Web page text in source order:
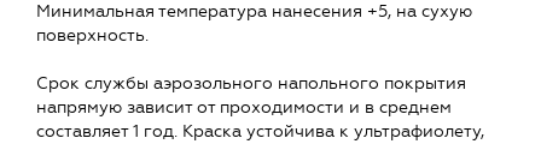
Минимальная температура нанесения +5, на сухую
поверхность.
Срок службы аэрозольного напольного покрытия
напрямую зависит от проходимости и в среднем
составляет 1 год. Краска устойчива к ультрафиолету,